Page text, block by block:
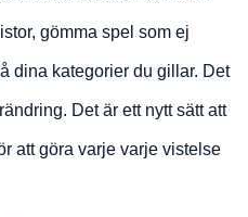
gömma spel som ej
dina kategorier du gillar. Det
Det är ett nytt sätt att
att göra varje varje vistelse